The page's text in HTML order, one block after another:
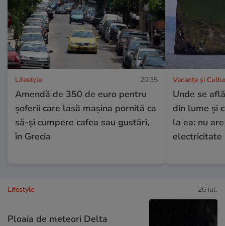
Lifestyle 20:35
Amendă de 350 de euro pentru
șoferii care lasă mașina pornită ca
să-și cumpere cafea sau gustări,
în Grecia
Vacanțe și
Unde se
din lume și
la ea: nu
electricitate
Lifestyle 26 iul.
Ploaia de meteori Delta